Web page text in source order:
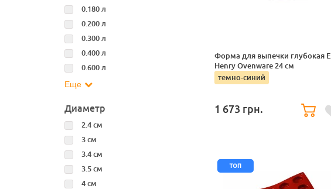
0.180 л
0.200 л
0.300 л
0.400 л
0.600 л
Еще
Диаметр
2.4 см
3 см
3.4 см
3.5 см
4 см
Форма для выпечки глубокая
Henry Ovenware 24 см
темно-синий
1 673 грн.
топ